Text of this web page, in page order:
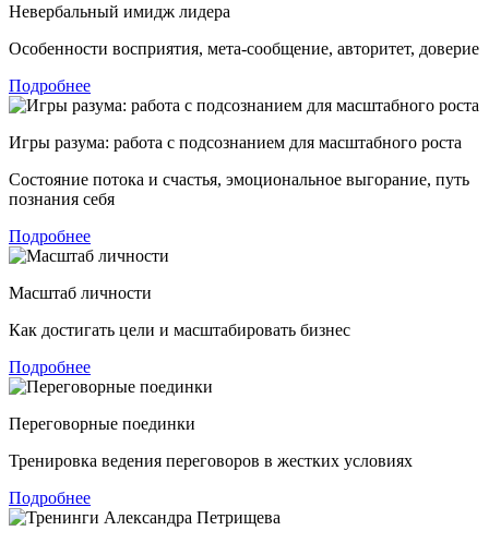
Невербальный имидж лидера
Особенности восприятия, мета-сообщение, авторитет, доверие
Подробнее
Игры разума: работа с подсознанием для масштабного роста
Состояние потока и счастья, эмоциональное выгорание, путь
познания себя
Подробнее
Масштаб личности
Как достигать цели и масштабировать бизнес
Подробнее
Переговорные поединки
Тренировка ведения переговоров в жестких условиях
Подробнее